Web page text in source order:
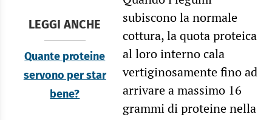
LEGGI ANCHE
Quante proteine
servono per star
bene?
subiscono la normale
cottura, la quota proteica
al loro interno cala
vertiginosamente fino ad
arrivare a massimo 16
grammi di proteine nella